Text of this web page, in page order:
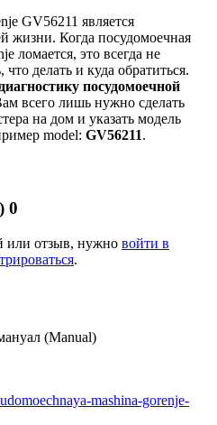
GV56211 является
жизни. Когда посудомоечная
ломается, это всегда не
делать и куда обратиться.
посудомоечной
всего лишь нужно сделать
на дом и указать модель
model: GV56211.
0
или отзыв, нужно войти в
.
(Manual)
mashina-gorenje-